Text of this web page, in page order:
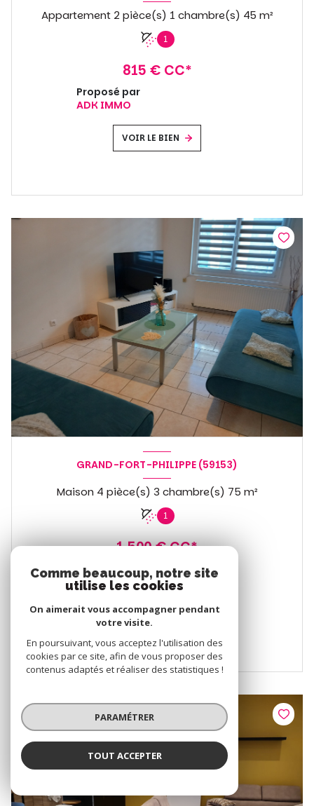
Appartement 2 pièce(s) 1 chambre(s) 45 m²
1
815 € CC*
Proposé par
ADK IMMO
VOIR LE BIEN
GRAND-FORT-PHILIPPE (59153)
Maison 4 pièce(s) 3 chambre(s) 75 m²
1
1 500 € CC*
Proposé par
ADK IMMO
VOIR LE BIEN
Comme beaucoup, notre site
utilise les cookies
On aimerait vous accompagner pendant
votre visite.
En poursuivant, vous acceptez l'utilisation des
cookies par ce site, afin de vous proposer des
contenus adaptés et réaliser des statistiques !
PARAMÉTRER
TOUT ACCEPTER